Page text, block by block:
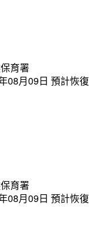
育署
08月09日 預計恢
育署
08月09日 預計恢